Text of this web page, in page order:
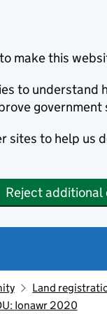
make this
to understand
government
sites to help us
Reject additional
Land
Ionawr 2020